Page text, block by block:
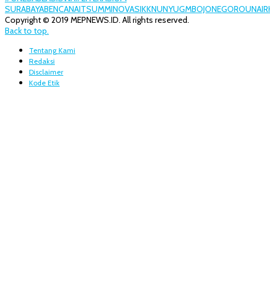
SURABAYABENCANAITSUMMINOVASIKKNUNYUGMBOJONEGOROUNAIR
Copyright © 2019 MEPNEWS.ID. All rights reserved.
Back to top.
Tentang Kami
Redaksi
Disclaimer
Kode Etik